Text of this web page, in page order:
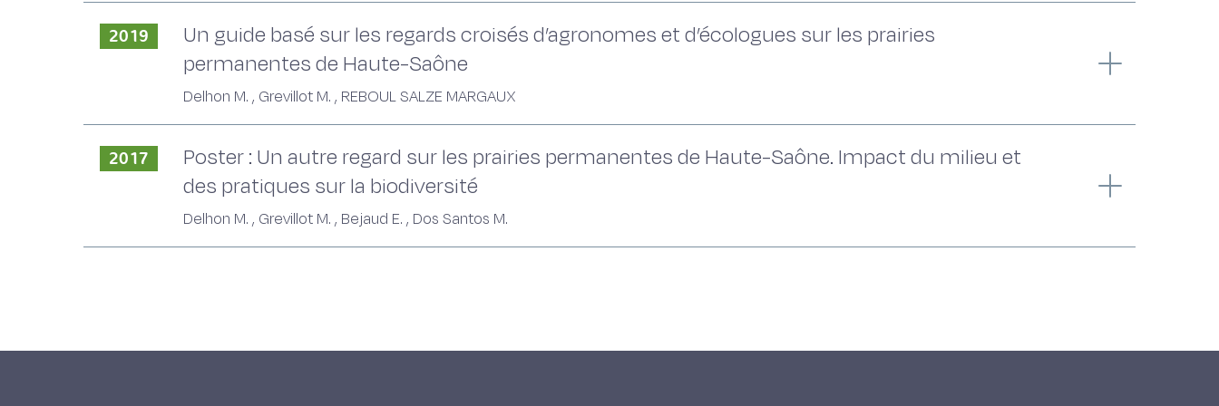
2019
Un guide basé sur les regards croisés d’agronomes et d’écologues sur les prairies
permanentes de Haute-Saône
Delhon M. , Grevillot M. , REBOUL SALZE MARGAUX
2017
Poster : Un autre regard sur les prairies permanentes de Haute-Saône. Impact du milieu et
des pratiques sur la biodiversité
Delhon M. , Grevillot M. , Bejaud E. , Dos Santos M.